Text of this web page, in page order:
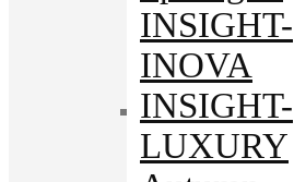
INSIGHT-
INOVA
INSIGHT-
LUXURY